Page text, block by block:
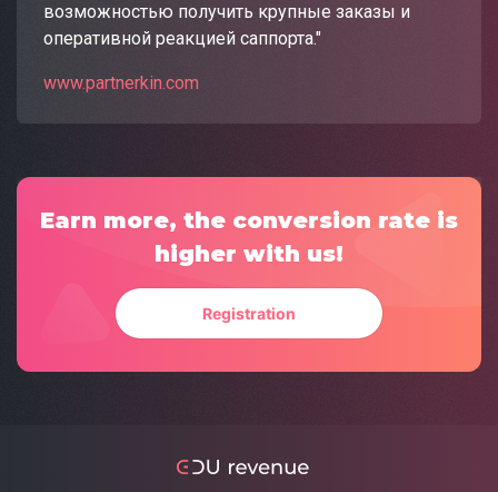
возможностью получить крупные заказы и
оперативной реакцией саппорта."
www.partnerkin.com
Earn more, the conversion rate is
higher with us!
Registration